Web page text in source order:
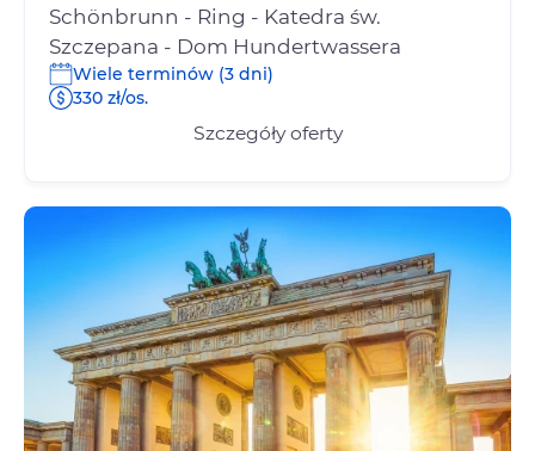
Schönbrunn - Ring - Katedra św.
Szczepana - Dom Hundertwassera
Wiele terminów (3 dni)
330 zł/os.
Szczegóły oferty